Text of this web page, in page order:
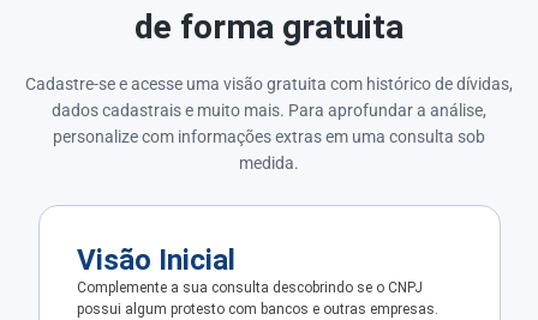
de forma gratuita
Cadastre-se e acesse uma visão gratuita com histórico de dívidas,
dados cadastrais e muito mais. Para aprofundar a análise,
personalize com informações extras em uma consulta sob
medida.
Visão Inicial
Complemente a sua consulta descobrindo se o CNPJ
possui algum protesto com bancos e outras empresas.